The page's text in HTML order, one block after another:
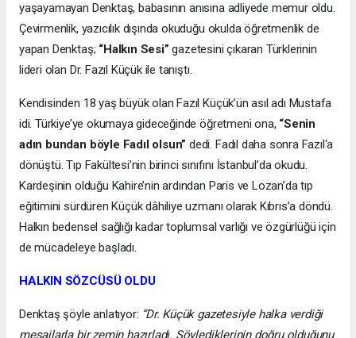
yaşayamayan Denktaş, babasının anısına adliyede memur oldu.
Çevirmenlik, yazıcılık dışında okuduğu okulda öğretmenlik de
yapan Denktaş; “Halkın Sesi”gazetesini çıkaran Türklerinin
lideri olan Dr. Fazıl Küçük ile tanıştı.
Kendisinden 18 yaş büyük olan Fazıl Küçük’ün asıl adı Mustafa
idi. Türkiye’ye okumaya gideceğinde öğretmeni ona, “Senin
adın bundan böyle Fadıl olsun” dedi. Fadıl daha sonra Fazıl‘a
dönüştü. Tıp Fakültesi’nin birinci sınıfını İstanbul’da okudu.
Kardeşinin olduğu Kahire’nin ardından Paris ve Lozan’da tıp
eğitimini sürdüren Küçük dâhiliye uzmanı olarak Kıbrıs’a döndü.
Halkın bedensel sağlığı kadar toplumsal varlığı ve özgürlüğü için
de mücadeleye başladı.
HALKIN SÖZCÜSÜ OLDU
Denktaş şöyle anlatıyor: “Dr. Küçük gazetesiyle halka verdiği